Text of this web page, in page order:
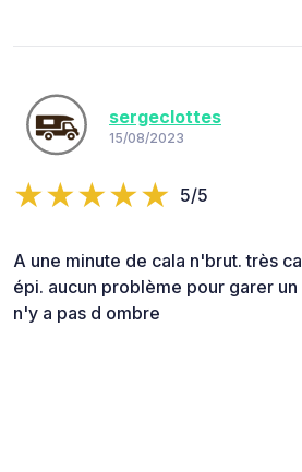
sergeclottes
15/08/2023
5/5
A une minute de cala n'brut. très
épi. aucun problème pour garer
n'y a pas d ombre